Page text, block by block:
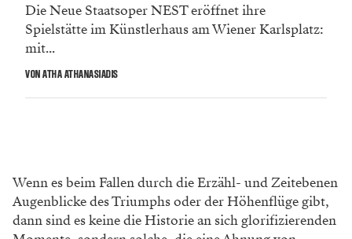
Die Neue Staatsoper NEST eröffnet ihre
Spielstätte im Künstlerhaus am Wiener Karlsplatz:
mit...
VON ATHA ATHANASIADIS
Wenn es beim Fallen durch die Erzähl- und Zeitebenen
Augenblicke des Triumphs oder der Höhenflüge gibt,
dann sind es keine die Historie an sich glorifizierenden